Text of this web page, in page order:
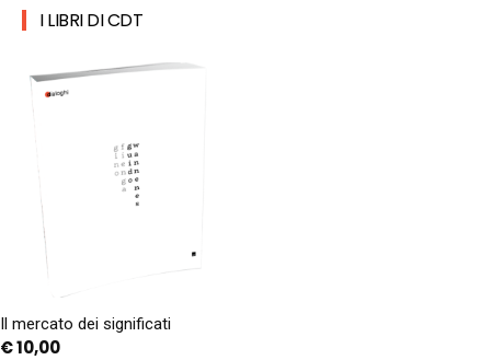
I LIBRI DI CDT
Il mercato dei significati
€10,00